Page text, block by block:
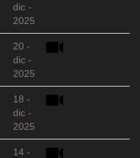
dic -
2025
20 -
dic -
2025
18 -
dic -
2025
14 -